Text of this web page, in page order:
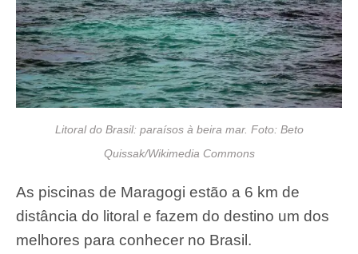
Litoral do Brasil: paraísos à beira mar. Foto: Beto
Quissak/Wikimedia Commons
As piscinas de Maragogi estão a 6 km de
distância do litoral e fazem do destino um dos
melhores para conhecer no Brasil.